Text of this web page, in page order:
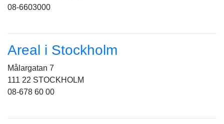
08-6603000
Areal i Stockholm
Målargatan 7
111 22 STOCKHOLM
08-678 60 00